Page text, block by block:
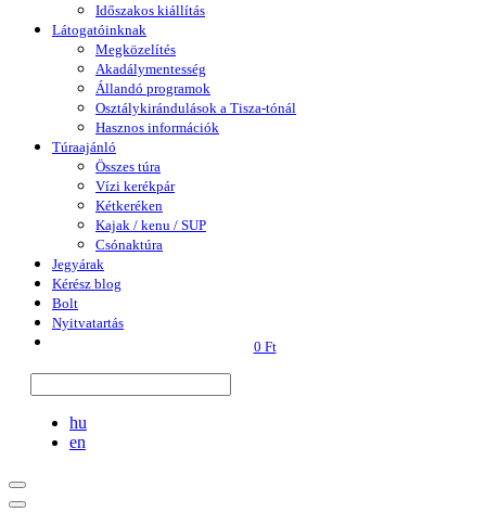
Időszakos kiállítás
Látogatóinknak
Megközelítés
Akadálymentesség
Állandó programok
Osztálykirándulások a Tisza-tónál
Hasznos információk
Túraajánló
Összes túra
Vízi kerékpár
Kétkeréken
Kajak / kenu / SUP
Csónaktúra
Jegyárak
Kérész blog
Bolt
Nyitvatartás
0 Ft
hu
en